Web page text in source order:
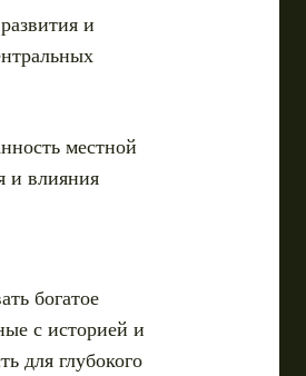
и
местной
и влияния
богатое
с историей и
для глубокого